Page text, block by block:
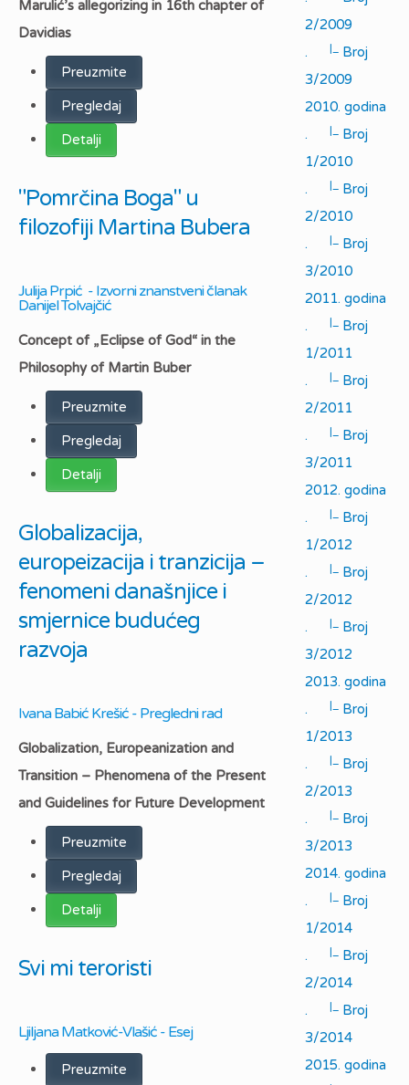
Marulić’s allegorizing in 16th chapter of
Davidias
Preuzmite
Pregledaj
Detalji
"Pomrčina Boga" u
filozofiji Martina Bubera
Julija Prpić - Izvorni znanstveni članak
Danijel Tolvajčić
Concept of „Eclipse of God“ in the
Philosophy of Martin Buber
Preuzmite
Pregledaj
Detalji
Globalizacija,
europeizacija i tranzicija –
fenomeni današnjice i
smjernice budućeg
razvoja
Ivana Babić Krešić - Pregledni rad
Globalization, Europeanization and
Transition – Phenomena of the Present
and Guidelines for Future Development
Preuzmite
Pregledaj
Detalji
Svi mi teroristi
Ljiljana Matković-Vlašić - Esej
Preuzmite
2/2009
.
|_ Broj
3/2009
2010. godina
.
|_ Broj
1/2010
.
|_ Broj
2/2010
.
|_ Broj
3/2010
2011. godina
.
|_ Broj
1/2011
.
|_ Broj
2/2011
.
|_ Broj
3/2011
2012. godina
.
|_ Broj
1/2012
.
|_ Broj
2/2012
.
|_ Broj
3/2012
2013. godina
.
|_ Broj
1/2013
.
|_ Broj
2/2013
.
|_ Broj
3/2013
2014. godina
.
|_ Broj
1/2014
.
|_ Broj
2/2014
.
|_ Broj
3/2014
2015. godina